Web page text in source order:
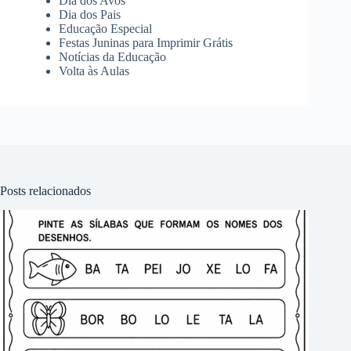
Dia dos Pais
Educação Especial
Festas Juninas para Imprimir Grátis
Notícias da Educação
Volta às Aulas
Posts relacionados